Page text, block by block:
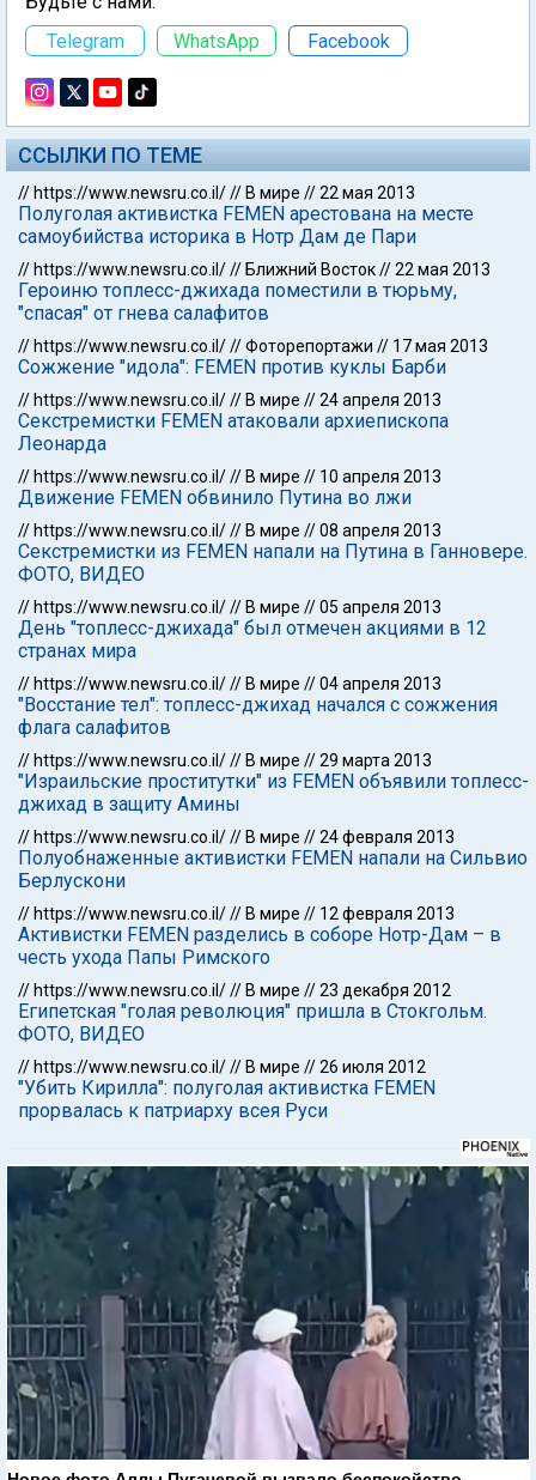
Telegram
WhatsApp Facebook
ССЫЛКИ ПО ТЕМЕ
// https://www.newsru.co.il/// В мире //22 мая 2013
Полуголая активистка FEMEN арестована на месте
самоубийства историка в Нотр Дам де Пари
// https://www.newsru.co.il/// Ближний Восток//22 мая 2013
Героиню топлесс-джихада поместили в тюрьму,
"спасая" от гнева салафитов
// https://www.newsru.co.il///Фоторепортажи // 17 мая 2013
Сожжение "идола": FEMEN против куклы Барби
// https://www.newsru.co.il/// В мире //24 апреля 2013
Секстремистки FEMEN атаковали архиепископа
Леонарда
// https://www.newsru.co.il/// В мире // 10 апреля 2013
Движение FEMEN обвинило Путина во лжи
// https://www.newsru.co.il/// В мире //08 апреля 2013
Секстремистки из FEMEN напали на Путина в Ганновере.
ФОТО, ВИДЕО
// https://www.newsru.co.il/// В мире //05 апреля 2013
День "топлесс-джихада" был отмечен акциями в 12
странах мира
// https://www.newsru.co.il/// В мире //04 апреля 2013
"Восстание тел": топлесс-джихад начался с сожжения
флага салафитов
// https://www.newsru.co.il/// В мире //29 марта 2013
"Израильские проститутки" из FEMEN объявили топлесс-
джихад в защиту Амины
// https://www.newsru.co.il/// В мире //24 февраля 2013
Полуобнаженные активистки FEMEN напали на Сильвио
Берлускони
// https://www.newsru.co.il/// В мире // 12 февраля 2013
Активистки FEMEN разделись в соборе Нотр-Дам – в
честь ухода Папы Римского
// https://www.newsru.co.il/// В мире //23 декабря 2012
Египетская "голая революция" пришла в Стокгольм.
ФОТО, ВИДЕО
// https://www.newsru.co.il/// В мире //26 июля 2012
"Убить Кирилла": полуголая активистка FEMEN
прорвалась к патриарху всея Руси